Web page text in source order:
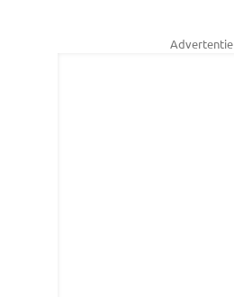
Advertentie